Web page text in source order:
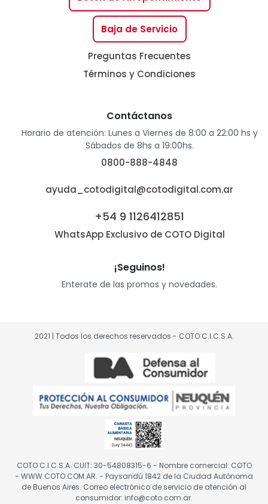
Baja de Servicio
Preguntas Frecuentes
Términos y Condiciones
Contáctanos
Horario de atención: Lunes a Viernes de 8:00 a 22:00 hs y
Sábados de 8hs a 19:00hs.
0800-888-4848
ayuda_cotodigital@cotodigital.com.ar
+54 9 1126412851
WhatsApp Exclusivo de COTO Digital
¡Seguinos!
Enterate de las promos y novedades.
2021 | Todos los derechos reservados - COTO C.I.C.S.A.
COTO C.I.C.S.A. CUIT: 30-54808315-6 - Nombre comercial: COTO
- WWW.COTO.COM.AR. - Paysandú 1842 de la Ciudad Autónoma
de Buenos Aires. Correo electrónico de servicio de atención al
consumidor: info@coto.com.ar.